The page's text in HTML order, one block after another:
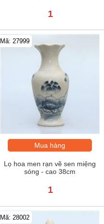
1
Mã: 27999
Mua hàng
Lọ hoa men rạn vẽ sen miệng
sóng - cao 38cm
1
Mã: 28002